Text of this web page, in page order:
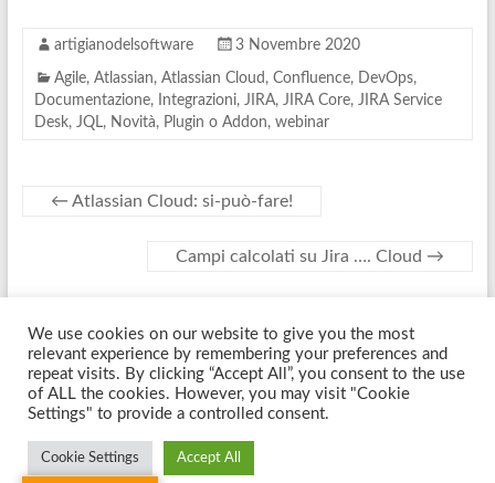
artigianodelsoftware 3 Novembre 2020
Agile, Atlassian, Atlassian Cloud , Confluence, DevOps,
Documentazione, Integrazioni, JIRA, JIRA Core, JIRA Service
Desk, JQL, Novità, Plugin o Addon, webinar
← Atlassian Cloud: si-può-fare!
Campi calcolati su Jira …. Cloud →
Copyright © 2026Artigiano Del Software. Tutti i diritti riservati. Tema
Spaciousdi ThemeGrill. Sviluppato da:WordPress.
We use cookies on our website to give you the most
relevant experience by remembering your preferences and
repeat visits. By clicking “Accept All”, you consent to the use
of ALL the cookies. However, you may visit "Cookie
Settings" to provide a controlled consent.
Cookie Settings Accept All